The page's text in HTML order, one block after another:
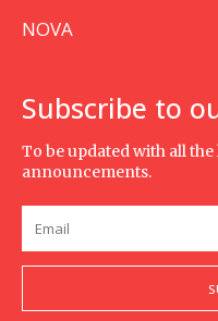
NOVA
Subscribe to
To be updated with all
announcements.